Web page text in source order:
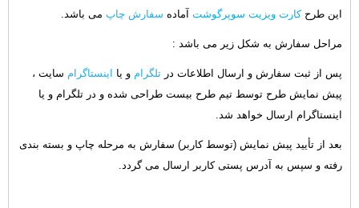
این طرحکارت ویزیت سوپرگوشت آماده سفارش چاپ می باشد.
مراحل سفارش به شکل زیر می باشد :
پس از ثبت سفارش و ارسال اطلاعات در تلگرام و یا اینستاگرام سایت ،
پیش نمایش طرح توسط تیم طرح بیست طراحی شده و در تلگرام و یا
اینستاگرام ارسال خواهد شد.
بعد از تأیید پیش نمایش (توسط کاربر) سفارش به مرحله چاپ و بسته بندی
رفته و سپس به آدرس پستی کاربر ارسال می گردد.